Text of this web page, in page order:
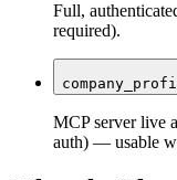
Full,
required).
MCP server live
auth) — usable